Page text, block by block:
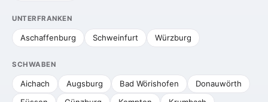
UNTERFRANKEN
Aschaffenburg Schweinfurt Würzburg
SCHWABEN
Aichach Augsburg Bad Wörishofen
Donauwörth